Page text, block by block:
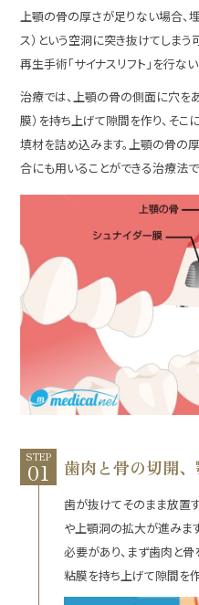
上顎の骨の厚さが足りない場合、
ス）という空洞に突き抜けてしま
再生手術「サイナスリフト」を行ない
治療では、上顎の骨の側面に穴を
膜）を持ち上げて隙間を作り、そ
填材を詰め込みます。上顎の骨の
合にも用いることができる治療法で
歯肉と骨の切開
STEP
歯が抜けてそのまま放置
や上顎洞の拡大が進みま
必要があり、まず歯肉と
粘膜を持ち上げて隙間を作